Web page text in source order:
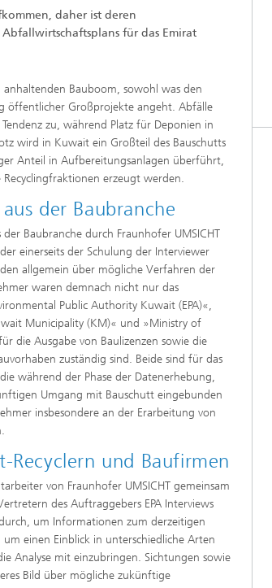
daher ist deren
für das Emirat
Bauboom, sowohl was den
öffentlicher Großprojekte angeht. Abfälle
zu, während Platz für Deponien in
wird in Kuwait ein Großteil des Bauschutts
Anteil in Aufbereitungsanlagen überführt,
erzeugt werden.
der Baubranche
Baubranche durch Fraunhofer UMSICHT
einerseits der Schulung der Interviewer
allgemein über mögliche Verfahren der
waren demnach nicht nur das
Public Authority Kuwait (EPA)«,
Municipality (KM)« und »Ministry of
die Ausgabe von Baulizenzen sowie die
zuständig sind. Beide sind für das
während der Phase der Datenerhebung,
Umgang mit Bauschutt eingebunden
insbesondere an der Erarbeitung von
Recyclern und Baufirmen
von Fraunhofer UMSICHT gemeinsam
des Auftraggebers EPA Interviews
um Informationen zum derzeitigen
einen Einblick in unterschiedliche Arten
Analyse mit einzubringen. Sichtungen sowie
Bild über mögliche zukünftige